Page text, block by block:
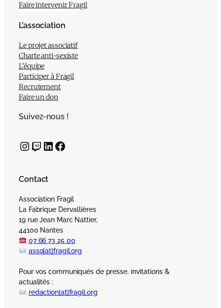
Faire intervenir Fragil
L’association
Le projet associatif
Charte anti-sexiste
L’équipe
Participer à Fragil
Recrutement
Faire un don
Suivez-nous !
InstagramTwitch LinkedIn Facebook
Contact
Association Fragil
La Fabrique Dervallières
19 rue Jean Marc Nattier,
44100 Nantes
07 66 73 25 00
asso[at]fragil.org
Pour vos communiqués de presse, invitations &
actualités :
redaction[at]fragil.org